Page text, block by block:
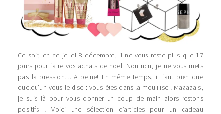
Ce soir, en ce jeudi 8 décembre, il ne vous reste plus que 17
jours pour faire vos achats de noël. Non non, je ne vous mets
pas la pression… A peine! En même temps, il faut bien que
quelqu’un vous le dise : vous êtes dans la mouiiiise ! Maaaaais,
je suis là pour vous donner un coup de main alors restons
positifs ! Voici une sélection d’articles pour un cadeau